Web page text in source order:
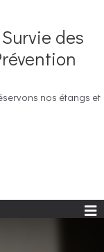
des
nos étangs et